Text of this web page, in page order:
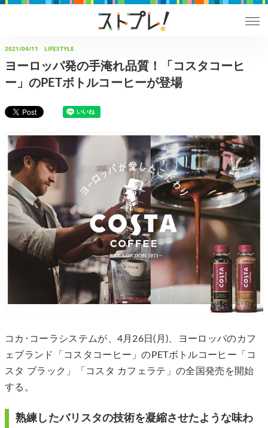
2021/04/11 LIFESTYLE
ヨーロッパ発の手淹れ品質！「コスタコーヒ
ー」のPETボトルコーヒーが登場
コカ･コーラシステムが、4月26日(月)、ヨーロッパのカフ
ェブランド「コスタコーヒー」のPETボトルコーヒー「コ
スタ ブラック」「コスタ カフェラテ」の全国発売を開始
する。
熟練したバリスタの技術を凝縮させたような味わ